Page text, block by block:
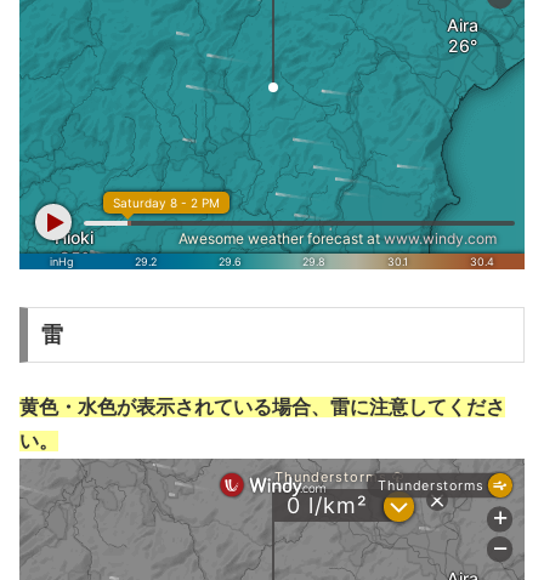
雷
黄色・水色が表示されている場合、雷に注意してくださ
い。